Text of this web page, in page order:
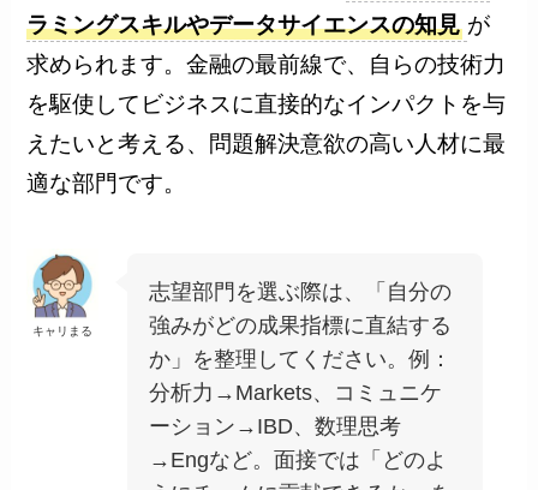
ラミングスキルやデータサイエンスの知見 が
求められます。金融の最前線で、自らの技術力
を駆使してビジネスに直接的なインパクトを与
えたいと考える、問題解決意欲の高い人材に最
適な部門です。
キャリまる
志望部門を選ぶ際は、「自分の
強みがどの成果指標に直結する
か」を整理してください。例：
分析力→Markets、コミュニケ
ーション→IBD、数理思考
→Engなど。面接では「どのよ